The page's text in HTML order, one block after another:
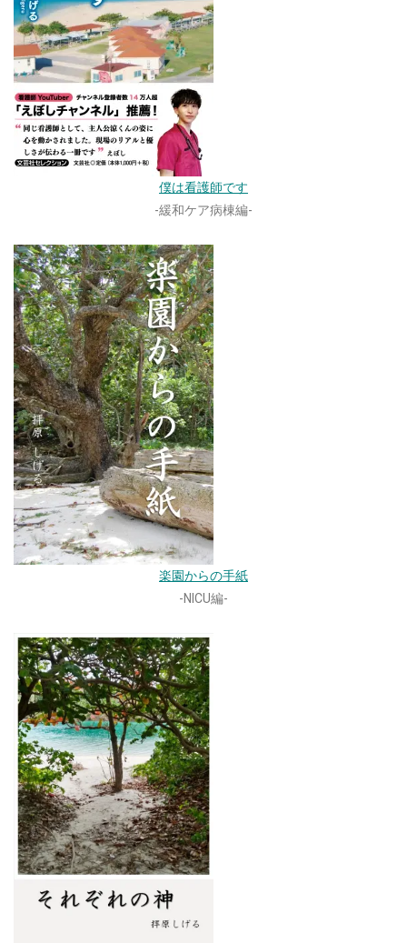
僕は看護師です
-緩和ケア病棟編-
楽園からの手紙
-NICU編-